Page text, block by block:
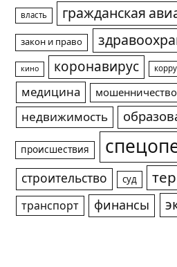
власть гражданская
закон и право
кино коронавирус
медицина
мошенничество
недвижимость
происшествия
строительство суд
транспорт финансы